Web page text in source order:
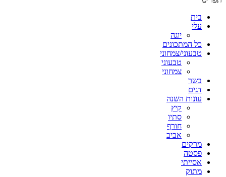
בית
עלי
יוגה
כל המתכונים
טבעוני/צמחוני
טבעוני
צמחוני
בשר
דגים
עונות השנה
קיץ
סתיו
חורף
אביב
מרקים
פסטה
אסייתי
מתוק